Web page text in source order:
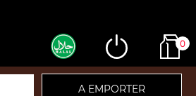
0
A EMPORTER